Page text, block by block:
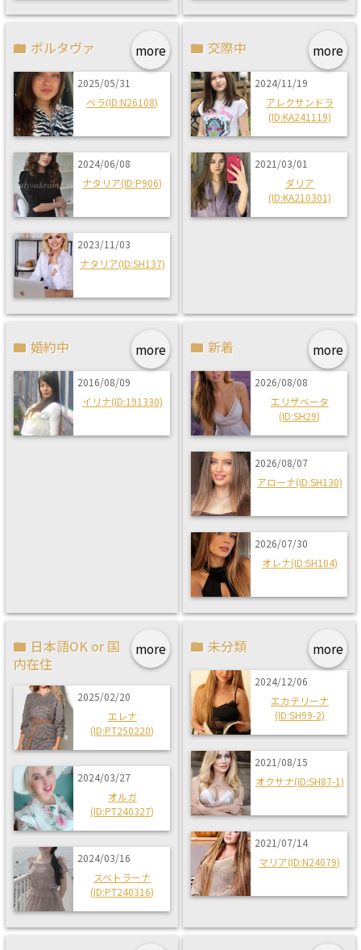
more
ポルタヴァ
2025/05/31
ベラ(ID:N26108)
2024/06/08
ナタリア(ID:P906)
2023/11/03
ナタリア(ID:SH137)
more
交際中
2024/11/19
アレクサンドラ
(ID:KA241119)
2021/03/01
ダリア
(ID:KA210301)
more
婚約中
2016/08/09
イリナ(ID:191330)
more
新着
2026/08/08
エリザベータ
(ID:SH29)
2026/08/07
アローナ(ID:SH130)
2026/07/30
オレナ(ID:SH104)
more
日本語OK or 国
内在住
2025/02/20
エレナ
(ID:PT250220)
2024/03/27
オルガ
(ID:PT240327)
2024/03/16
スベトラーナ
(ID:PT240316)
more
未分類
2024/12/06
エカテリーナ
(ID:SH99-2)
2021/08/15
オクサナ(ID:SH87-1)
2021/07/14
マリア(ID:N24079)